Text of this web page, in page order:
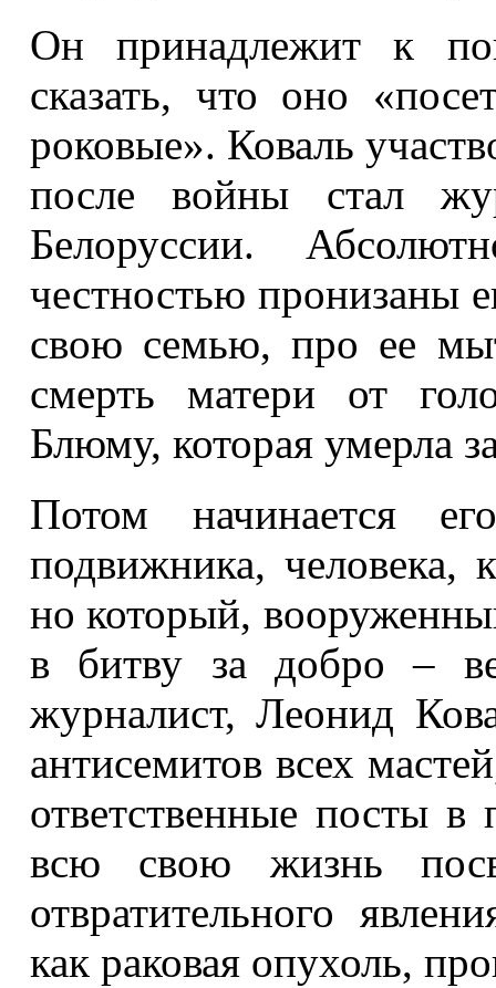
Он принадлежит к
сказать, что оно
роковые». Коваль
после войны стал
Белоруссии.
честностью пронизаны
свою семью, про ее
смерть матери от
Блюму, которая умерла
Потом начинается
подвижника, человека,
но который,
в битву за добро –
журналист, Леонид
антисемитов всех
ответственные посты в
всю свою жизнь
отвратительного
как раковая опухоль,